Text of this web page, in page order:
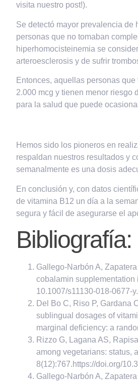
visita nuestro post!).
Se detectó mayor prevalencia
personas que no tomaban
hiperhomocisteinemia se
arteroesclerosis y de sufrir
Entonces, aquellas personas
2.000 mcg y tienen menor riesgo
para la salud que puede
Hemos sido los pioneros en
respaldan nuestros resultados y
semanalmente es una dosis
En conclusión y, con datos
de vitamina B12 un día a la
segura y fácil de asegurarse el
Bibliografía:
Gallego-Narbón A,
cobalamin supplementation
10.1007/s11130-018-0677-y.
Del Bo C, Riso P, Gardana
sublingual dosages of
marginal deficiency: a
Rizzo G, Lagana AS,
among vegetarians: status,
8(12):767.https://doi.org/
Gallego-Narbón A,